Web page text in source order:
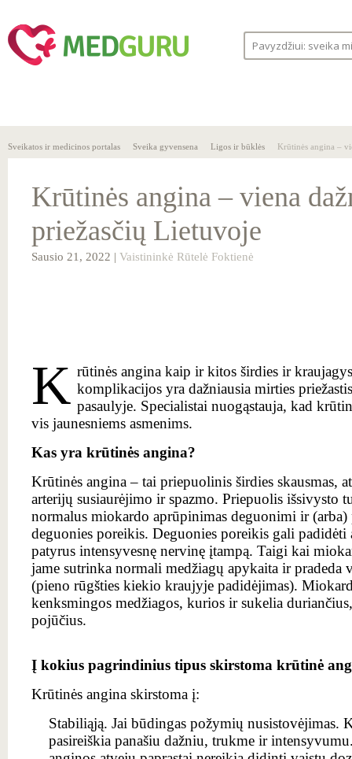
Sveikatos ir medicinos portalas Sveika gyvensena Ligos ir būklės Krūtinės angina –
Krūtinės angina – viena
priežasčių Lietuvoje
Sausio 21, 2022 | Vaistininkė Rūtelė Foktienė
K rūtinės angina kaip ir kitos širdies ir
komplikacijos yra dažniausia mirties
pasaulyje. Specialistai nuogąstauja, kad
vis jaunesniems asmenims.
Kas yra krūtinės angina?
Krūtinės angina – tai priepuolinis širdies skausmas,
arterijų susiaurėjimo ir spazmo. Priepuolis išsivysto
normalus miokardo aprūpinimas deguonimi ir (arba)
deguonies poreikis. Deguonies poreikis gali
patyrus intensyvesnę nervinę įtampą. Taigi kai
jame sutrinka normali medžiagų apykaita ir pradeda
(pieno rūgšties kiekio kraujyje padidėjimas).
kenksmingos medžiagos, kurios ir sukelia
pojūčius.
Į kokius pagrindinius tipus skirstoma krūtinė
Krūtinės angina skirstoma į:
Stabiliąją. Jai būdingas požymių nusistovėjimas.
pasireiškia panašiu dažniu, trukme ir